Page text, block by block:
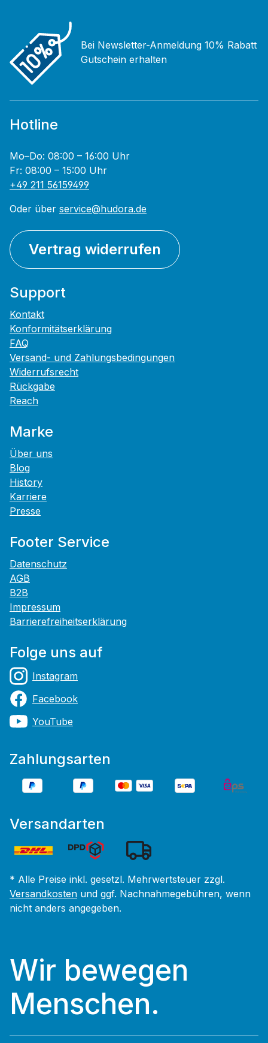
Bei Newsletter-Anmeldung 10% Rabatt
Gutschein erhalten
Hotline
Mo–Do: 08:00 – 16:00 Uhr
Fr: 08:00 – 15:00 Uhr
+49 211 56159499
Oder über service@hudora.de
Vertrag widerrufen
Support
Kontakt
Konformitätserklärung
FAQ
Versand- und Zahlungsbedingungen
Widerrufsrecht
Rückgabe
Reach
Marke
Über uns
Blog
History
Karriere
Presse
Footer Service
Datenschutz
AGB
B2B
Impressum
Barrierefreiheitserklärung
Folge uns auf
Instagram
Facebook
YouTube
Zahlungsarten
Versandarten
* Alle Preise inkl. gesetzl. Mehrwertsteuer zzgl.
Versandkosten und ggf. Nachnahmegebühren, wenn
nicht anders angegeben.
Wir bewegen
Menschen.